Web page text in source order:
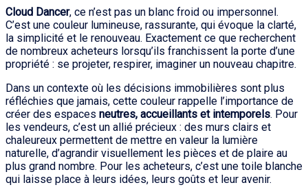
Cloud Dancer, ce n’est pas un blanc froid ou impersonnel.
C’est une couleur lumineuse, rassurante, qui évoque la clarté,
la simplicité et le renouveau. Exactement ce que recherchent
de nombreux acheteurs lorsqu’ils franchissent la porte d’une
propriété : se projeter, respirer, imaginer un nouveau chapitre.
Dans un contexte où les décisions immobilières sont plus
réfléchies que jamais, cette couleur rappelle l’importance de
créer des espaces neutres, accueillants et intemporels. Pour
les vendeurs, c’est un allié précieux : des murs clairs et
chaleureux permettent de mettre en valeur la lumière
naturelle, d’agrandir visuellement les pièces et de plaire au
plus grand nombre. Pour les acheteurs, c’est une toile blanche
qui laisse place à leurs idées, leurs goûts et leur avenir.